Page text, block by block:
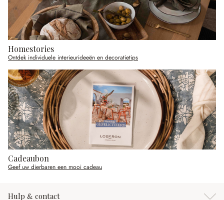
Homestories
Ontdek individuele interieurideeën en decoratietips
Cadeaubon
Geef uw dierbaren een mooi cadeau
Hulp & contact